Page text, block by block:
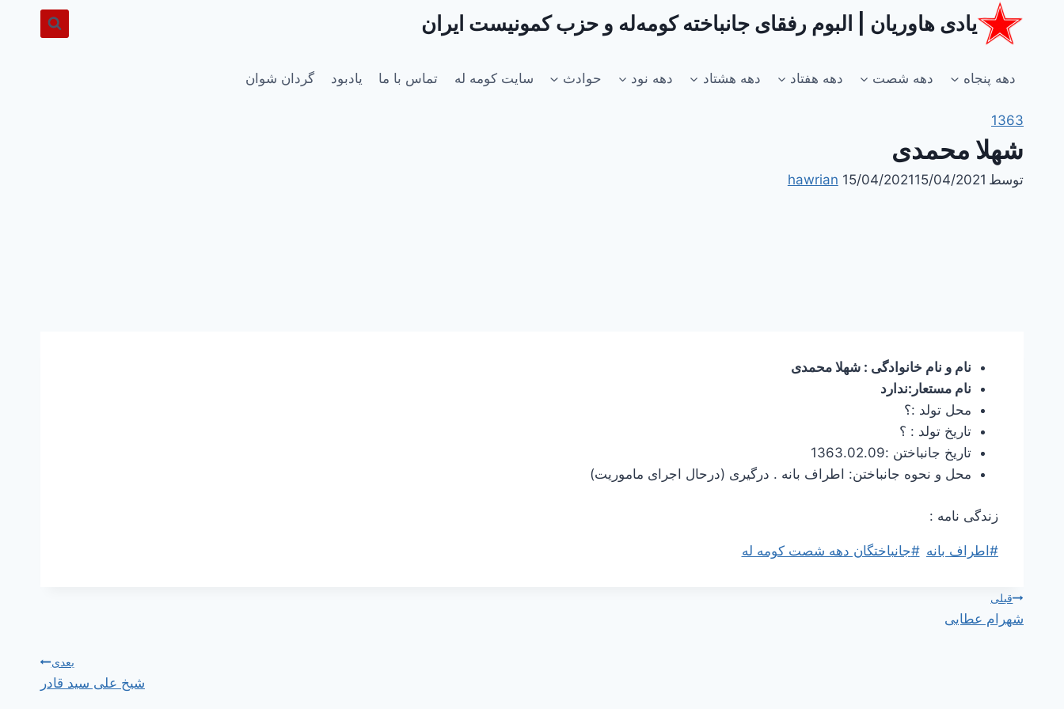
یادی هاوریان | البوم رفقای جانباخته کومه‌له و حزب کمونیست ایران
دهه پنجاه دهه شصت دهه هفتاد دهه هشتاد دهه نود حوادث سایت کومه له تماس با ما یادبود گردان شوان
1363
شهلا محمدی
توسط hawrian 15/04/202115/04/2021
نام و نام خانوادگی : شهلا محمدی
نام مستعار:ندارد
محل تولد :؟
تاریخ تولد : ؟
تاریخ جانباختن :1363.02.09
محل و نحوه جانباختن: اطراف بانه . درگیری (درحال اجرای ماموریت)
زندگی نامه :
برچسب‌های
#اطراف بانه #جانباختگان دهه شصت کومه له
راهبری
نوشته
قبلی
شهرام عطایی
بعدی
شیخ علی سید قادر